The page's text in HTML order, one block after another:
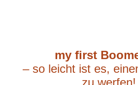
my first
– so leicht ist es,
zu werfen!